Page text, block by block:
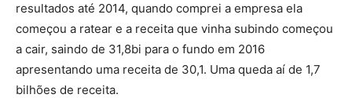
resultados até 2014, quando comprei a empresa ela
começou a ratear e a receita que vinha subindo começou
a cair, saindo de 31,8bi para o fundo em 2016
apresentando uma receita de 30,1. Uma queda aí de 1,7
bilhões de receita.